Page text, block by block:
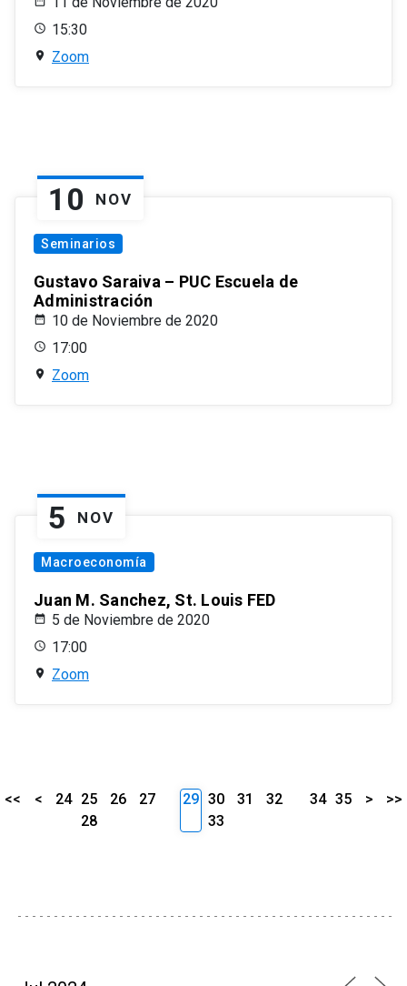
15:30
Zoom
10 NOV
Seminarios
Gustavo Saraiva – PUC Escuela de
Administración
10 de Noviembre de 2020
17:00
Zoom
5 NOV
Macroeconomía
Juan M. Sanchez, St. Louis FED
5 de Noviembre de 2020
17:00
Zoom
<< < 24 25 26
27
28
29 30 31
32
33
34 35 > >>